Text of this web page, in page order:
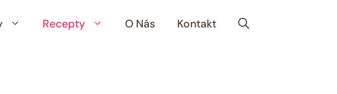
Recepty O Nás Kontakt